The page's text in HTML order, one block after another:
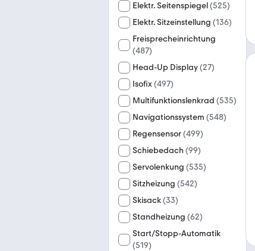
Elektr. Seitenspiegel(525)
Elektr. Sitzeinstellung (136)
Freisprecheinrichtung
(487)
Head-Up Display(27)
Isofix(497)
Multifunktionslenkrad (535)
Navigationssystem (548)
Regensensor(499)
Schiebedach (99)
Servolenkung (535)
Sitzheizung (542)
Skisack(33)
Standheizung (62)
Start/Stopp-Automatik
(519)